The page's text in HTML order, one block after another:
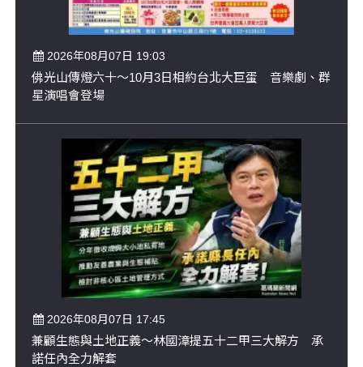
2026年08月07日 19:03
佛光山傳燈六十～10月3日相約台北大巨蛋 音樂劇、群
星演唱會登場
2026年08月07日 17:45
兼顧生態與土地正義～林國漳提五十二甲三大解方 承
諾任內全力解套